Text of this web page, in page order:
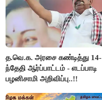
த.வெ.க. அரசை கண்டித்து 14-
ந்தேதி ஆர்ப்பாட்டம் - எடப்பாடி
பழனிசாமி அறிவிப்பு..!!